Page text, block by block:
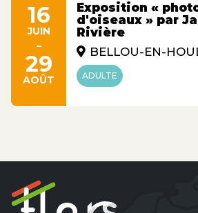
16
JUIN
-
29
AOÛT
Exposition «
d'oiseaux » par
Rivière
BELLOU-EN-
ADULTE